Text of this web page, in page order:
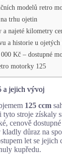
modelů retro
trhu ojetin
najeté kilometry
a historie u
Kč – dostupné
motorky 125
a jejich vývoj
125 ccm
stroje získaly
cenově dostupné
důraz na
let se jejich
kupředu.